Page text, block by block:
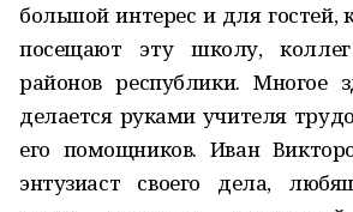
большой интерес и для гостей,
посещают эту школу,
районов республики. Многое
делается руками учителя
его помощников. Иван
энтузиаст своего дела,